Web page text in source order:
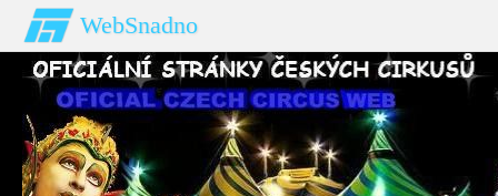
WebSnadno